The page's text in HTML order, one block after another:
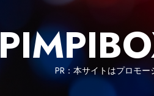
content
PR：本サイトはプロモ